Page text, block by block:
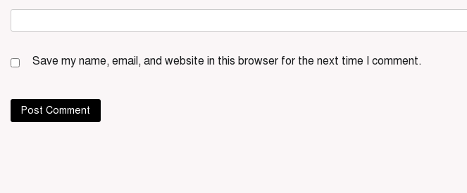
Save my name, email, and website in this browser for the next time I comment.